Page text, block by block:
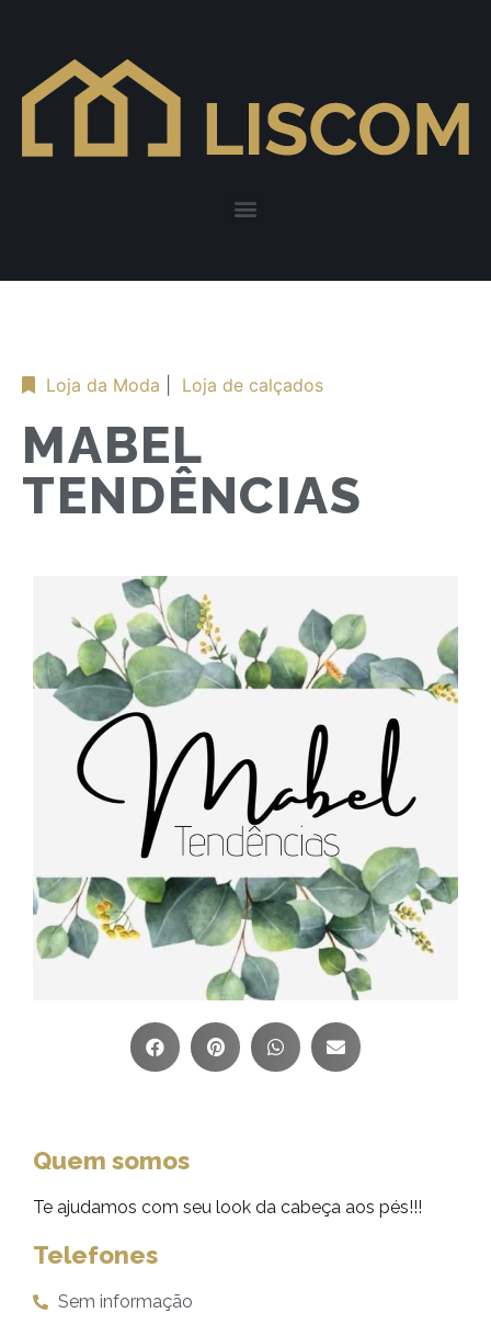
Loja da Moda Loja de calçados
MABEL
TENDÊNCIAS
Quem somos
Te ajudamos com seu look da cabeça aos pés!!!
Telefones
Sem informação